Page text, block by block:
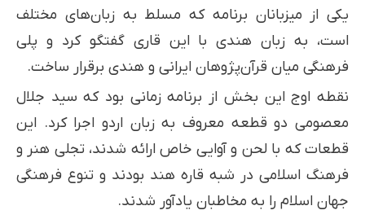
یکی از میزبانان برنامه که مسلط به زبان‌های مختلف
است، به زبان هندی با این قاری گفتگو کرد و پلی
فرهنگی میان قرآن‌پژوهان ایرانی و هندی برقرار ساخت.
نقطه اوج این بخش از برنامه زمانی بود که سید جلال
معصومی دو قطعه معروف به زبان اردو اجرا کرد. این
قطعات که با لحن و آوایی خاص ارائه شدند، تجلی هنر و
فرهنگ اسلامی در شبه قاره هند بودند و تنوع فرهنگی
جهان اسلام را به مخاطبان یادآور شدند.